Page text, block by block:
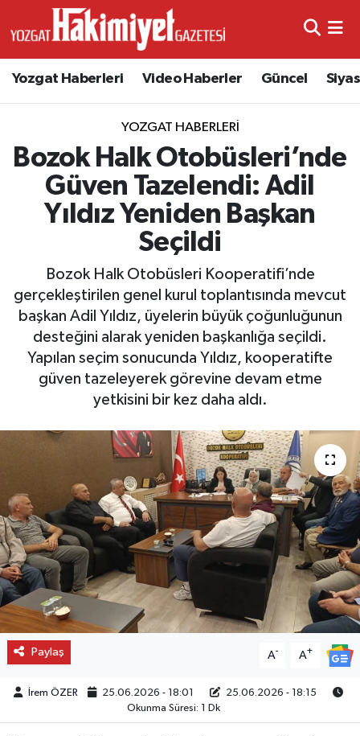
Yozgat Haberleri Video Haberler Güncel
YOZGAT HABERLERI
Bozok Halk Otobüsleri’nde
Güven Tazelendi: Adil
Yıldız Yeniden Başkan
Seçildi
Bozok Halk Otobüsleri Kooperatifi’nde
gerçekleştirilen genel kurul toplantısında mevcut
başkan Adil Yıldız, üyelerin büyük çoğunluğunun
desteğini alarak yeniden başkanlığa seçildi.
Yapılan seçim sonucunda Yıldız, kooperatifte
güven tazeleyerek görevine devam etme
yetkisini bir kez daha aldı.
Paylaş A- A+
İrem ÖZER 25.06.2026 - 18:01
25.06.2026 - 18:15
Okunma Süresi: 1 Dk